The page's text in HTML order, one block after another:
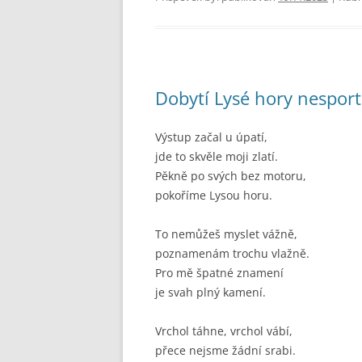
Dobytí Lysé hory
Výstup začal u úpatí,
jde to skvěle moji zlatí.
Pěkně po svých bez motoru,
pokoříme Lysou horu.
To nemůžeš myslet vážně,
poznamenám trochu vlažně.
Pro mě špatné znamení
je svah plný kamení.
Vrchol táhne, vrchol vábí,
přece nejsme žádní srabi.